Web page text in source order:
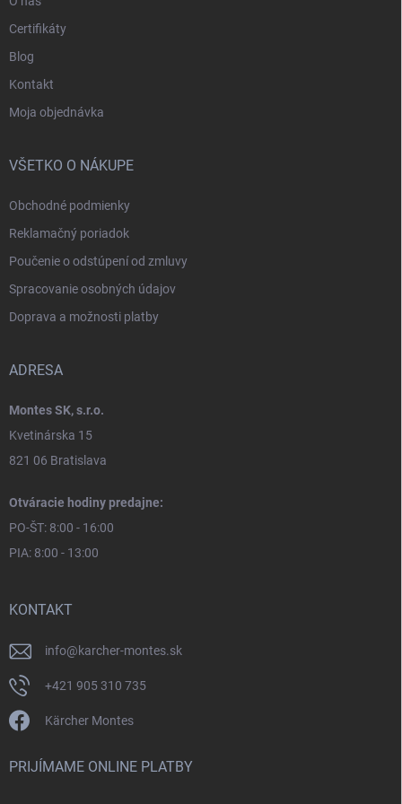
Certifikáty
Blog
Kontakt
Moja objednávka
VŠETKO O NÁKUPE
Obchodné podmienky
Reklamačný poriadok
Poučenie o odstúpení od zmluvy
Spracovanie osobných údajov
Doprava a možnosti platby
ADRESA
Montes SK, s.r.o.
Kvetinárska 15
821 06 Bratislava
Otváracie hodiny predajne:
PO-ŠT: 8:00 - 16:00
PIA: 8:00 - 13:00
KONTAKT
info@karcher-montes.sk
+421 905 310 735
Kärcher Montes
PRIJÍMAME ONLINE PLATBY